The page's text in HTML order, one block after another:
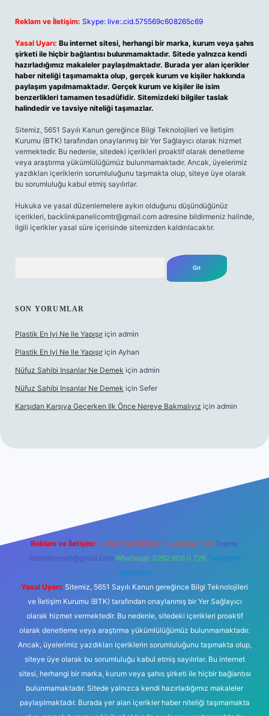
Reklam ve İletişim: Skype: live:.cid.575569c608265c69
Yasal Uyarı: Bu internet sitesi, herhangi bir marka, kurum veya şahıs
şirketi ile hiçbir bağlantısı bulunmamaktadır. Sitede yalnızca kendi
hazırladığımız makaleler paylaşılmaktadır. Burada yer alan içerikler
haber niteliği taşımamakta olup, gerçek kurum ve kişiler hakkında
paylaşım yapılmamaktadır. Gerçek kurum ve kişiler ile isim
benzerlikleri tamamen tesadüfidir. Sitemizdeki bilgiler taslak
halindedir ve tavsiye niteliği taşımazlar.
Sitemiz, 5651 Sayılı Kanun gereğince Bilgi Teknolojileri ve İletişim
Kurumu (BTK) tarafından onaylanmış bir Yer Sağlayıcı olarak hizmet
vermektedir. Bu nedenle, sitedeki içerikleri proaktif olarak denetleme
veya araştırma yükümlülüğümüz bulunmamaktadır. Ancak, üyelerimiz
yazdıkları içeriklerin sorumluluğunu taşımakta olup, siteye üye olarak
bu sorumluluğu kabul etmiş sayılırlar.
Hukuka ve yasal düzenlemelere aykırı olduğunu düşündüğünüz
içerikleri, backlinkpanelicomtr@gmail.com adresine bildirmeniz halinde,
ilgili içerikler yasal süre içerisinde sitemizden kaldırılacaktır.
SON YORUMLAR
Plastik En Iyi Ne Ile Yapışır için admin
Plastik En Iyi Ne Ile Yapışır için Ayhan
Nüfuz Sahibi Insanlar Ne Demek için admin
Nüfuz Sahibi Insanlar Ne Demek için Sefer
Karşıdan Karşıya Geçerken Ilk Önce Nereye Bakmalıyız için admin
Reklam ve İletişim: E-mail: backlinkpaneli@gmail.com Teams:
forumhizmeti@gmail.com Whatsapp: 0262 606 0 726 Telegram:
@karabul
Yasal Uyarı: Sitemiz, 5651 Sayılı Kanun gereğince Bilgi Teknolojileri
ve İletişim Kurumu (BTK) tarafından onaylanmış bir Yer Sağlayıcı
olarak hizmet vermektedir. Bu nedenle, sitedeki içerikleri proaktif
olarak denetleme veya araştırma yükümlülüğümüz bulunmamaktadır.
Ancak, üyelerimiz yazdıkları içeriklerin sorumluluğunu taşımakta olup,
siteye üye olarak bu sorumluluğu kabul etmiş sayılırlar. Bu internet
sitesi, herhangi bir marka, kurum veya şahıs şirketi ile hiçbir bağlantısı
bulunmamaktadır. Sitede yalnızca kendi hazırladığımız makaleler
paylaşılmaktadır. Burada yer alan içerikler haber niteliği taşımamakta